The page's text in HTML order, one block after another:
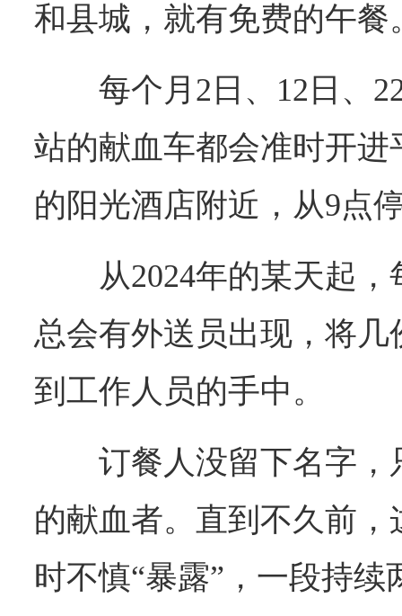
和县城，就有免费的午餐
每个月2日、12日、
站的献血车都会准时开
的阳光酒店附近，从9点
从2024年的某天起
总会有外送员出现，将
到工作人员的手中。
订餐人没留下名字
的献血者。直到不久前，
时不慎“暴露”，一段持